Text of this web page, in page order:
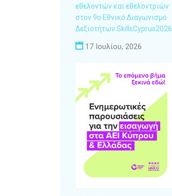
εθελοντών και εθελοντριών
στον 9ο Εθνικό Διαγωνισμό
Δεξιοτήτων SkillsCyprus2026
17 Ιουλίου, 2026